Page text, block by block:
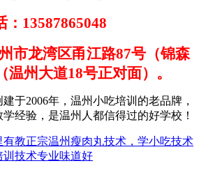
： 13587865048
市龙湾区甬江路87号（锦森
温州大道18号正对面）。
建于2006年，温州小吃培训的老品牌，
经验，是温州人都信得过的好学校！
教正宗温州瘦肉丸技术，学小吃技术
技术专业味道好